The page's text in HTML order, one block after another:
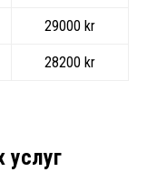
29000 kr
28200 kr
услуг